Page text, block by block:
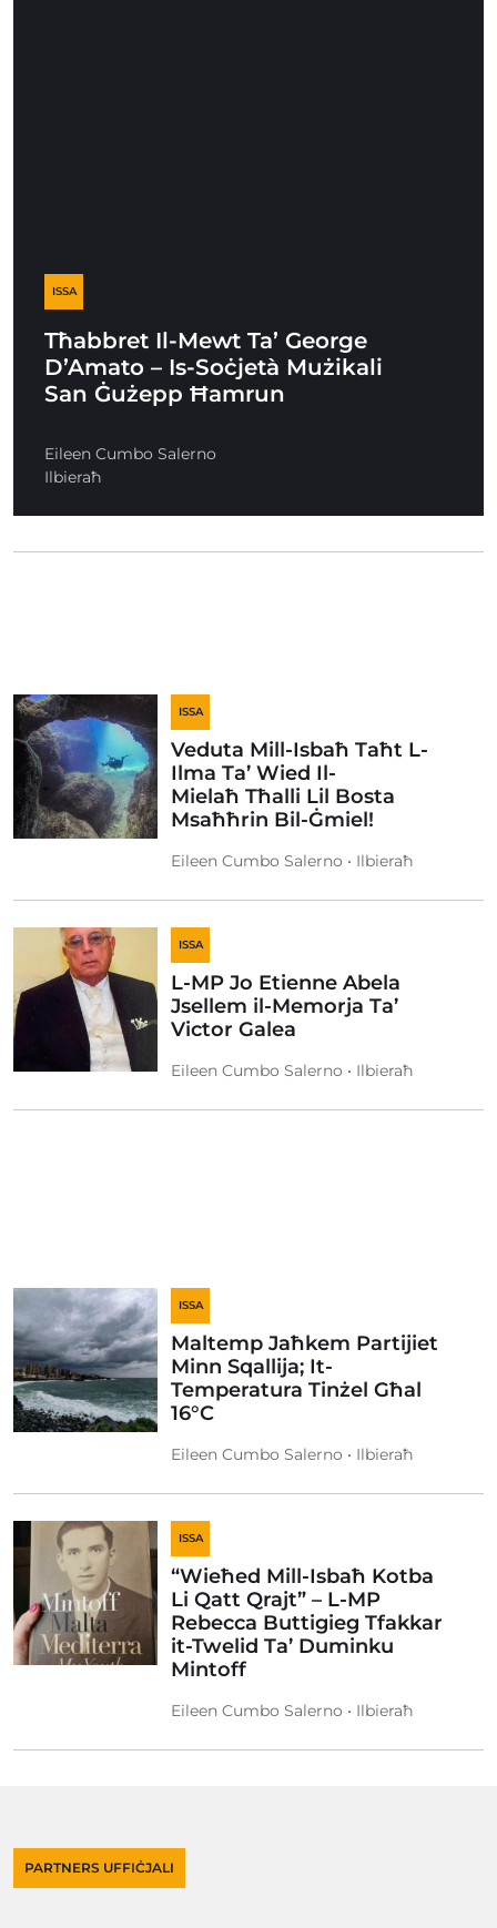
ISSA
Tħabbret Il-Mewt Ta’ George
D’Amato – Is-Soċjetà Mużikali
San Ġużepp Ħamrun
Eileen Cumbo Salerno
Ilbieraħ
ISSA
Veduta Mill-Isbaħ Taħt L-
Ilma Ta’ Wied Il-
Mielaħ Tħalli Lil Bosta
Msaħħrin Bil-Ġmiel!
Eileen Cumbo Salerno • Ilbieraħ
ISSA
L-MP Jo Etienne Abela
Jsellem il-Memorja Ta’
Victor Galea
Eileen Cumbo Salerno • Ilbieraħ
ISSA
Maltemp Jaħkem Partijiet
Minn Sqallija; It-
Temperatura Tinżel Għal
16°C
Eileen Cumbo Salerno • Ilbieraħ
ISSA
“Wieħed Mill-Isbaħ Kotba
Li Qatt Qrajt” – L-MP
Rebecca Buttigieg Tfakkar
it-Twelid Ta’ Duminku
Mintoff
Eileen Cumbo Salerno • Ilbieraħ
PARTNERS UFFIĊJALI